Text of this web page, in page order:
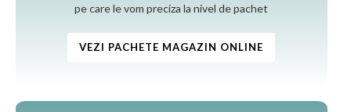
pe care le vom preciza la nivel de pachet
VEZI PACHETE MAGAZIN ONLINE